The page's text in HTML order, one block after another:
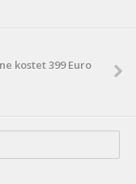
kostet 399 Euro